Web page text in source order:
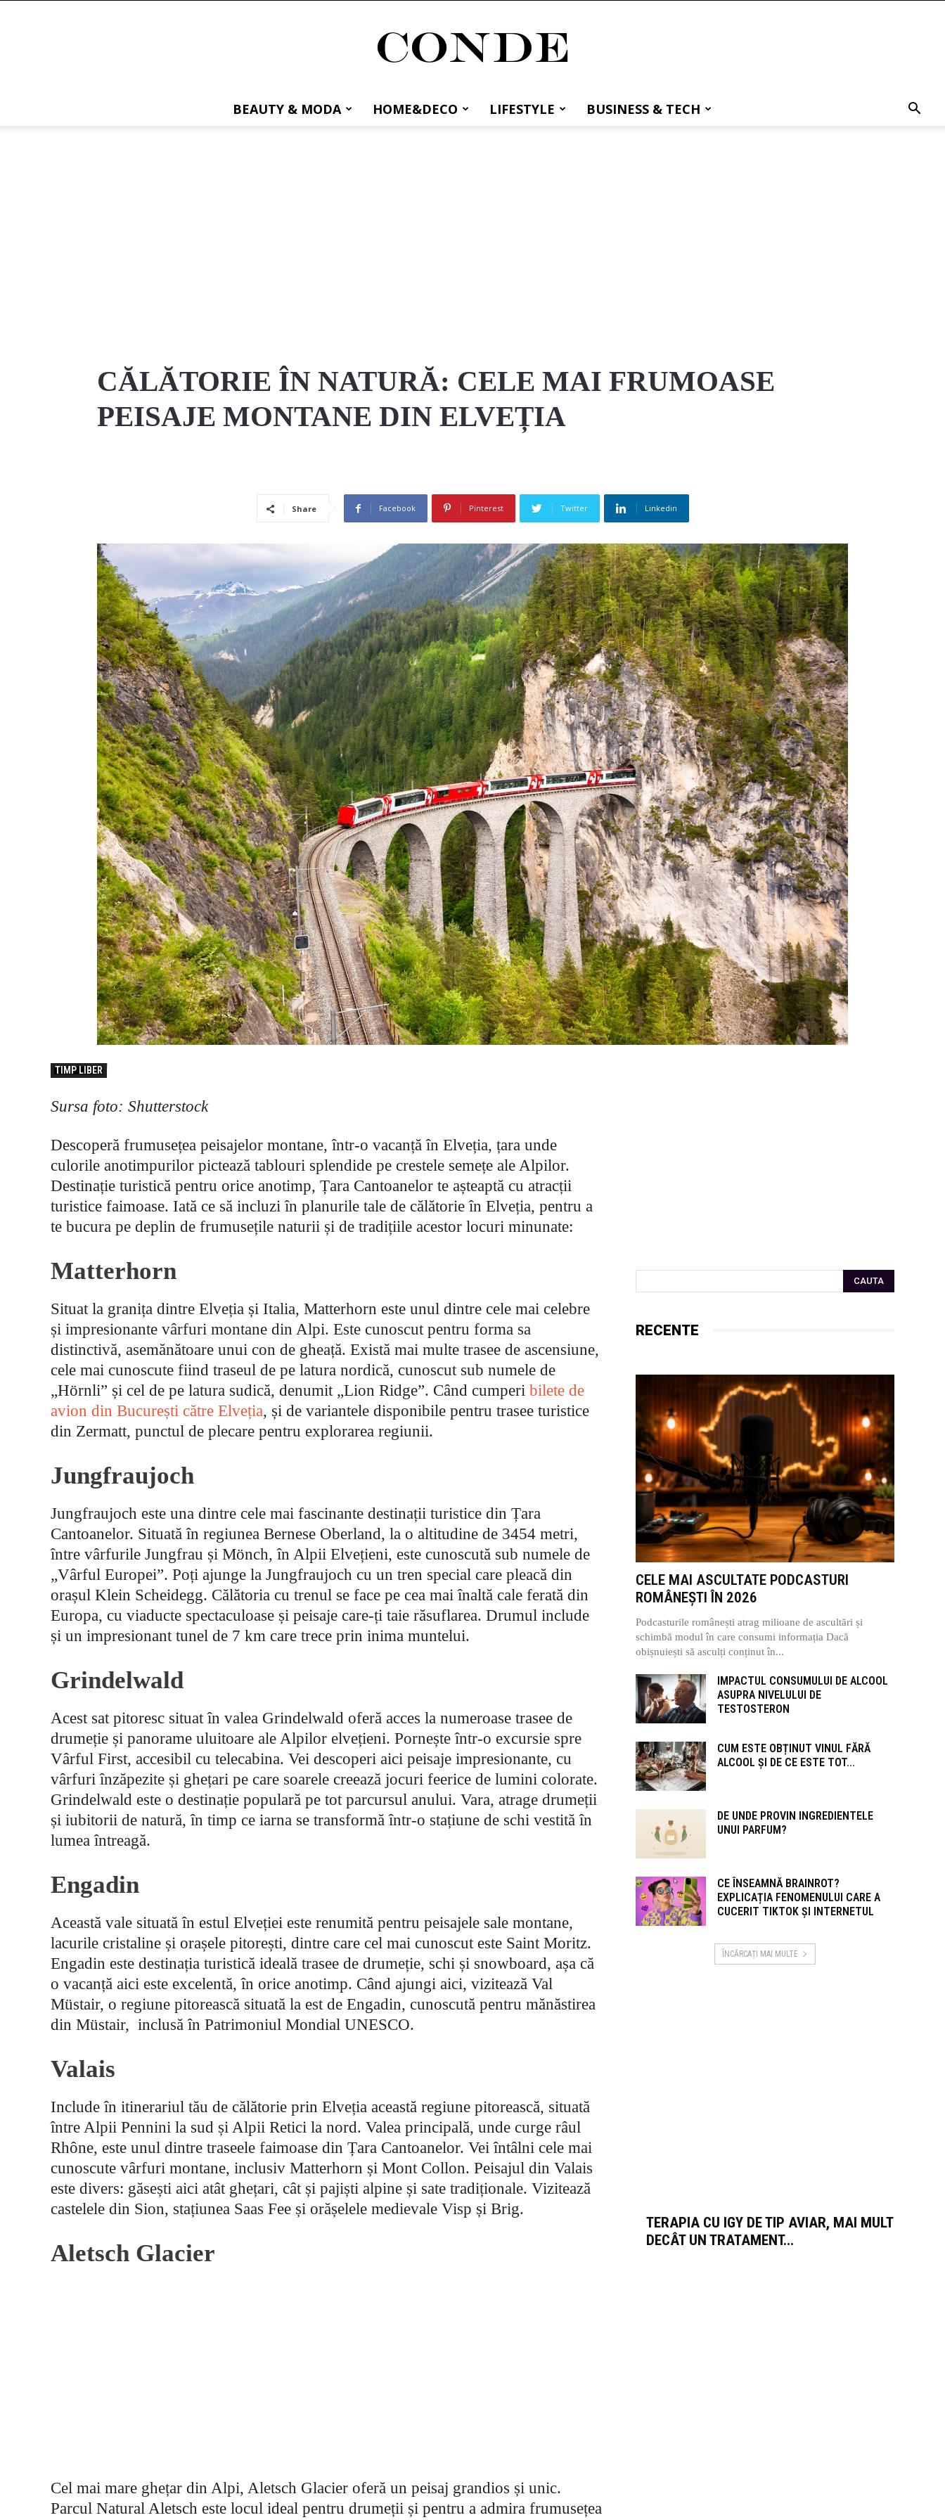
Conde
BEAUTY & MODA HOME&DECO LIFESTYLE BUSINESS & TECH
CĂLĂTORIE ÎN NATURĂ: CELE MAI FRUMOASE
PEISAJE MONTANE DIN ELVEȚIA
Share Facebook Pinterest Twitter Linkedin
TIMP LIBER
Sursa foto: Shutterstock
Descoperă frumusețea peisajelor montane, într-o vacanță în Elveția, țara unde
culorile anotimpurilor pictează tablouri splendide pe crestele semețe ale Alpilor.
Destinație turistică pentru orice anotimp, Țara Cantoanelor te așteaptă cu atracții
turistice faimoase. Iată ce să incluzi în planurile tale de călătorie în Elveția, pentru a
te bucura pe deplin de frumusețile naturii și de tradițiile acestor locuri minunate:
Matterhorn
Situat la granița dintre Elveția și Italia, Matterhorn este unul dintre cele mai celebre
și impresionante vârfuri montane din Alpi. Este cunoscut pentru forma sa
distinctivă, asemănătoare unui con de gheață. Există mai multe trasee de ascensiune,
cele mai cunoscute fiind traseul de pe latura nordică, cunoscut sub numele de
„Hörnli” și cel de pe latura sudică, denumit „Lion Ridge”. Când cumperi bilete de
avion din București către Elveția, și de variantele disponibile pentru trasee turistice
din Zermatt, punctul de plecare pentru explorarea regiunii.
Jungfraujoch
Jungfraujoch este una dintre cele mai fascinante destinații turistice din Țara
Cantoanelor. Situată în regiunea Bernese Oberland, la o altitudine de 3454 metri,
între vârfurile Jungfrau și Mönch, în Alpii Elvețieni, este cunoscută sub numele de
„Vârful Europei”. Poți ajunge la Jungfraujoch cu un tren special care pleacă din
orașul Klein Scheidegg. Călătoria cu trenul se face pe cea mai înaltă cale ferată din
Europa, cu viaducte spectaculoase și peisaje care-ți taie răsuflarea. Drumul include
și un impresionant tunel de 7 km care trece prin inima muntelui.
Grindelwald
Acest sat pitoresc situat în valea Grindelwald oferă acces la numeroase trasee de
drumeție și panorame uluitoare ale Alpilor elvețieni. Pornește într-o excursie spre
Vârful First, accesibil cu telecabina. Vei descoperi aici peisaje impresionante, cu
vârfuri înzăpezite și ghețari pe care soarele creează jocuri feerice de lumini colorate.
Grindelwald este o destinație populară pe tot parcursul anului. Vara, atrage drumeții
și iubitorii de natură, în timp ce iarna se transformă într-o stațiune de schi vestită în
lumea întreagă.
Engadin
Această vale situată în estul Elveției este renumită pentru peisajele sale montane,
lacurile cristaline și orașele pitorești, dintre care cel mai cunoscut este Saint Moritz.
Engadin este destinația turistică ideală trasee de drumeție, schi și snowboard, așa că
o vacanță aici este excelentă, în orice anotimp. Când ajungi aici, vizitează Val
Müstair, o regiune pitorească situată la est de Engadin, cunoscută pentru mănăstirea
din Müstair, inclusă în Patrimoniul Mondial UNESCO.
Valais
Include în itinerariul tău de călătorie prin Elveția această regiune pitorească, situată
între Alpii Pennini la sud și Alpii Retici la nord. Valea principală, unde curge râul
Rhône, este unul dintre traseele faimoase din Țara Cantoanelor. Vei întâlni cele mai
cunoscute vârfuri montane, inclusiv Matterhorn și Mont Collon. Peisajul din Valais
este divers: găsești aici atât ghețari, cât și pajiști alpine și sate tradiționale. Vizitează
castelele din Sion, stațiunea Saas Fee și orășelele medievale Visp și Brig.
Aletsch Glacier
Cel mai mare ghețar din Alpi, Aletsch Glacier oferă un peisaj grandios și unic.
Parcul Natural Aletsch este locul ideal pentru drumeții și pentru a admira frumusețea
CAUTA
RECENTE
CELE MAI ASCULTATE PODCASTURI
ROMÂNEȘTI ÎN 2026
Podcasturile românești atrag milioane de ascultări și
schimbă modul în care consumi informația Dacă
obișnuiești să asculți conținut în...
IMPACTUL CONSUMULUI DE ALCOOL
ASUPRA NIVELULUI DE
TESTOSTERON
CUM ESTE OBȚINUT VINUL FĂRĂ
ALCOOL ȘI DE CE ESTE TOT...
DE UNDE PROVIN INGREDIENTELE
UNUI PARFUM?
CE ÎNSEAMNĂ BRAINROT?
EXPLICAȚIA FENOMENULUI CARE A
CUCERIT TIKTOK ȘI INTERNETUL
ÎNCĂRCAȚI MAI MULTE
TERAPIA CU IGY DE TIP AVIAR, MAI MULT
DECÂT UN TRATAMENT...